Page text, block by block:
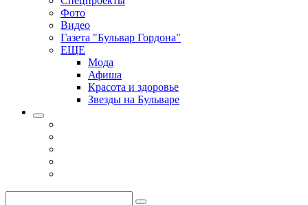
Фото
Видео
Газета "Бульвар Гордона"
ЕЩЕ
Мода
Афиша
Красота и здоровье
Звезды на Бульваре